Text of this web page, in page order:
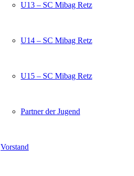
U13 – SC Mibag Retz
U14 – SC Mibag Retz
U15 – SC Mibag Retz
Partner der Jugend
Vorstand